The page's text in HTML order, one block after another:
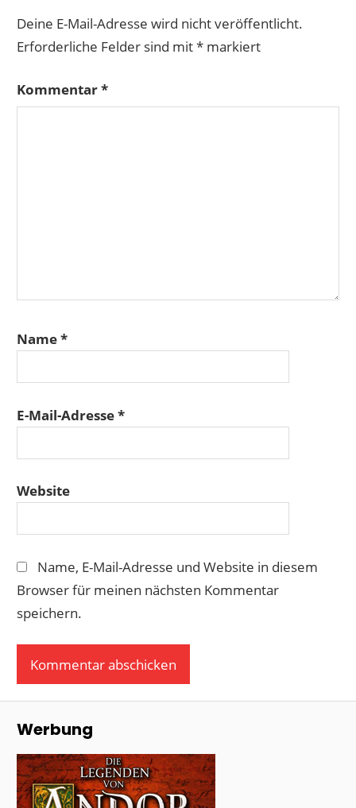
Deine E-Mail-Adresse wird nicht veröffentlicht.
Erforderliche Felder sind mit* markiert
Kommentar*
Name*
E-Mail-Adresse*
Website
Name, E-Mail-Adresse und Website in diesem
Browser für meinen nächsten Kommentar
speichern.
Werbung